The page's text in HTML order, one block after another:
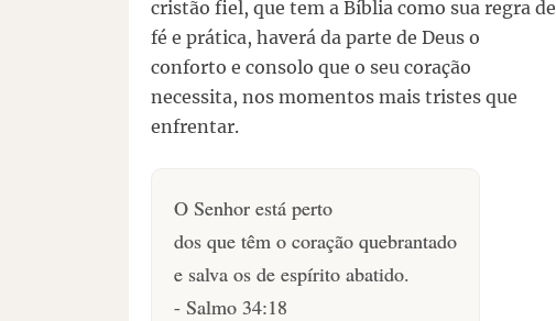
cristão fiel, que tem a Bíblia como sua regra de
fé e prática, haverá da parte de Deus o
conforto e consolo que o seu coração
necessita, nos momentos mais tristes que
enfrentar.
O Senhor está perto
dos que têm o coração quebrantado
e salva os de espírito abatido.
- Salmo 34:18